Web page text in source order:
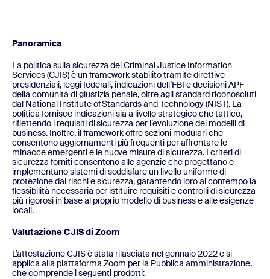
Panoramica
La politica sulla sicurezza del Criminal Justice Information
Services (CJIS) è un framework stabilito tramite direttive
presidenziali, leggi federali, indicazioni dell’FBI e decisioni APF
della comunità di giustizia penale, oltre agli standard riconosciuti
dal National Institute of Standards and Technology (NIST). La
politica fornisce indicazioni sia a livello strategico che tattico,
riflettendo i requisiti di sicurezza per l’evoluzione dei modelli di
business. Inoltre, il framework offre sezioni modulari che
consentono aggiornamenti più frequenti per affrontare le
minacce emergenti e le nuove misure di sicurezza. I criteri di
sicurezza forniti consentono alle agenzie che progettano e
implementano sistemi di soddisfare un livello uniforme di
protezione dai rischi e sicurezza, garantendo loro al contempo la
flessibilità necessaria per istituire requisiti e controlli di sicurezza
più rigorosi in base al proprio modello di business e alle esigenze
locali.
Valutazione CJIS di Zoom
L’attestazione CJIS è stata rilasciata nel gennaio 2022 e si
applica alla piattaforma Zoom per la Pubblica amministrazione,
che comprende i seguenti prodotti: